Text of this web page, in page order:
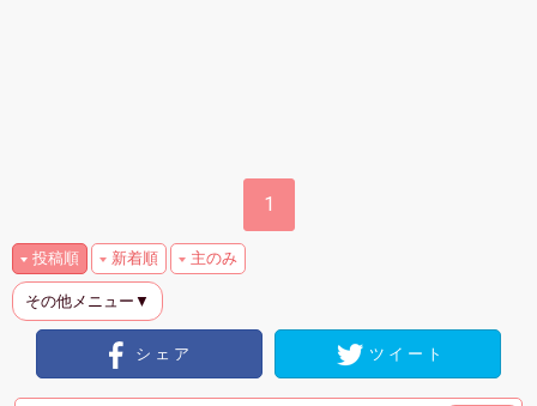
1
投稿順 新着順 主のみ
その他メニュー▼
シェア ツイート